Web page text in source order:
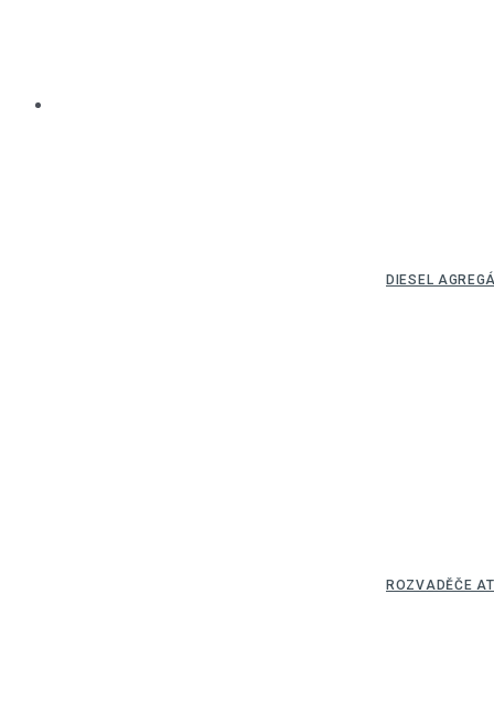
DIESEL
ROZVADĚČE